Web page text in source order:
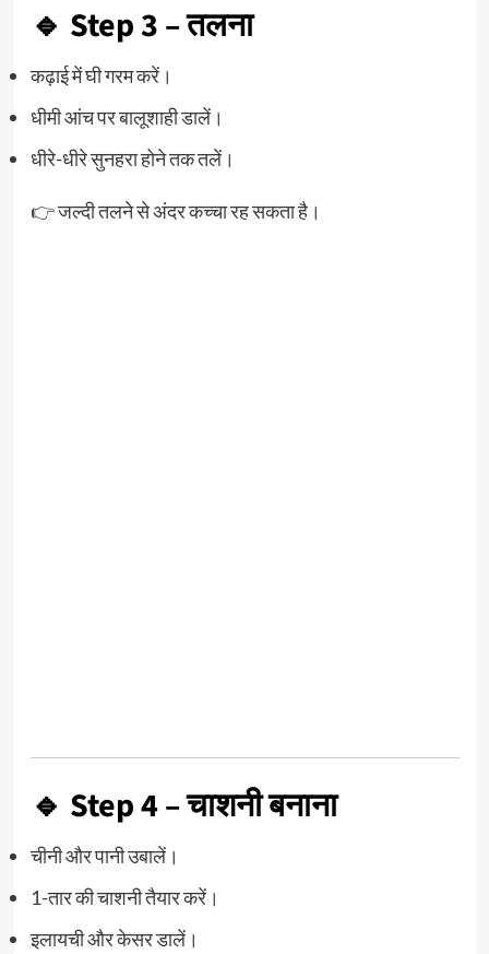
🔹 Step 3 – तलना
कढ़ाई में घी गरम करें।
धीमी आंच पर बालूशाही डालें।
धीरे-धीरे सुनहरा होने तक तलें।
👉 जल्दी तलने से अंदर कच्चा रह सकता है।
🔹 Step 4 – चाशनी बनाना
चीनी और पानी उबालें।
1-तार की चाशनी तैयार करें।
इलायची और केसर डालें।